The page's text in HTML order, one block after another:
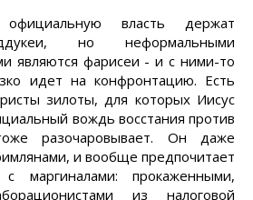
власть держат
но неформальными
являются фарисеи - и с ними-то
идет на конфронтацию. Есть
зилоты, для которых Иисус
вождь восстания против
разочаровывает. Он даже
и вообще предпочитает
маргиналами: прокаженными,
из налоговой